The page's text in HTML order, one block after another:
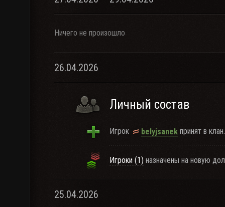
Ничего не произошло
26.04.2026
Личный состав
Игрок belyjsanek принят в клан.
Игроки (1) назначены на новую
25.04.2026